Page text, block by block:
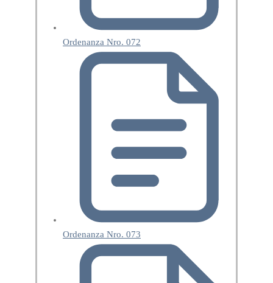
Ordenanza Nro. 072
Ordenanza Nro. 073